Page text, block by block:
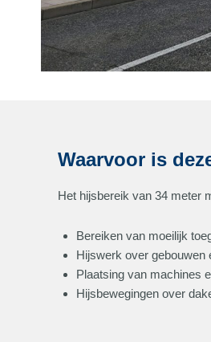
Waarvoor is
Het hijsbereik van 34 meter
Bereiken van moeilijk
Hijswerk over gebouwen
Plaatsing van machines
Hijsbewegingen over